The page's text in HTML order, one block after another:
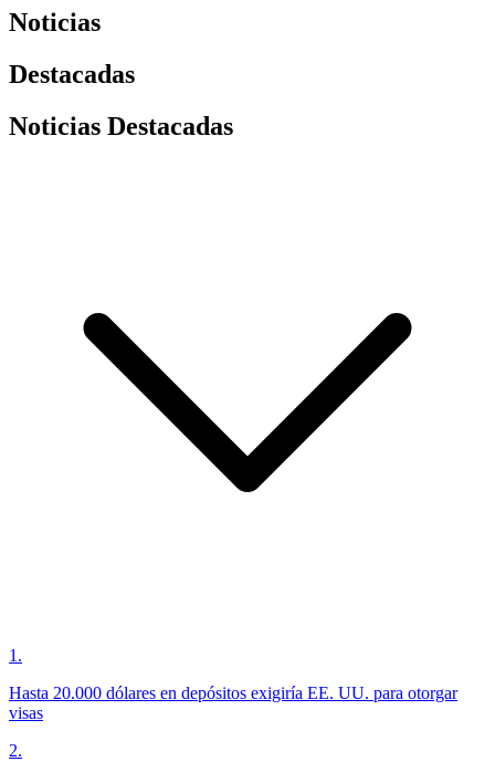
Noticias
Destacadas
Noticias Destacadas
1 .
Hasta 20.000 dólares en depósitos exigiría EE. UU. para otorgar
visas
2.